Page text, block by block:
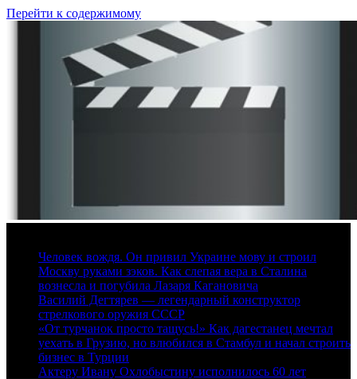
Перейти к содержимому
Человек вождя. Он привил Украине мову и строил
Москву руками зэков. Как слепая вера в Сталина
вознесла и погубила Лазаря Кагановича
Василий Дегтярев — легендарный конструктор
стрелкового оружия СССР
«От турчанок просто тащусь!» Как дагестанец мечтал
уехать в Грузию, но влюбился в Стамбул и начал строить
бизнес в Турции
Актеру Ивану Охлобыстину исполнилось 60 лет